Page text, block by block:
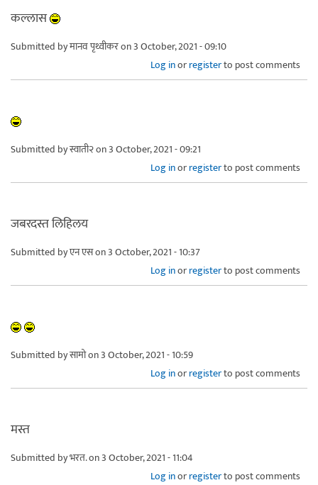
कल्लास
Submitted byमानव पृथ्वीकरon 3 October, 2021 - 09:10
Log inorregisterto post comments
Submitted byस्वाती२on 3 October, 2021 - 09:21
Log inorregisterto post comments
जबरदस्त लिहिलय
Submitted byएन एसon 3 October, 2021 - 10:37
Log inorregisterto post comments
Submitted byसामोon 3 October, 2021 - 10:59
Log inorregisterto post comments
मस्त
Submitted byभरत.on 3 October, 2021 - 11:04
Log inorregisterto post comments